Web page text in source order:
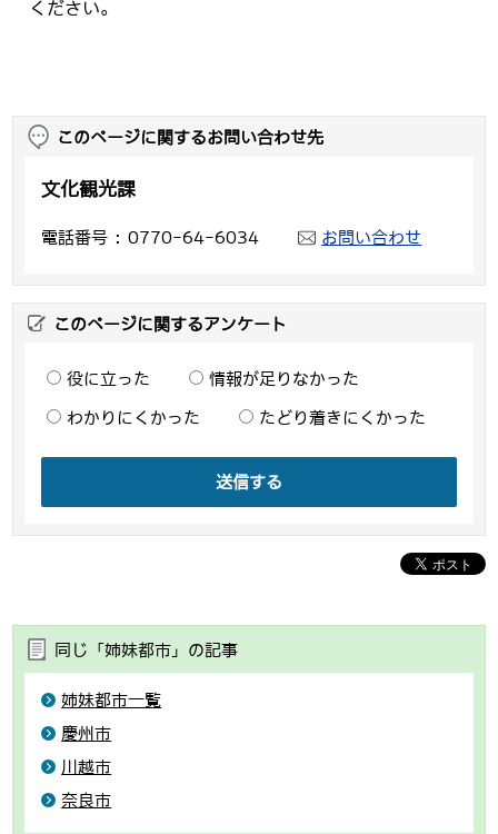
ください。
このページに関するお問い合わせ先
文化観光課
電話番号 0770-64-6034 お問い合わせ
このページに関するアンケート
役に立った 情報が足りなかった
わかりにくかった たどり着きにくかった
送信する
同じ「姉妹都市」の記事
姉妹都市一覧
慶州市
川越市
奈良市